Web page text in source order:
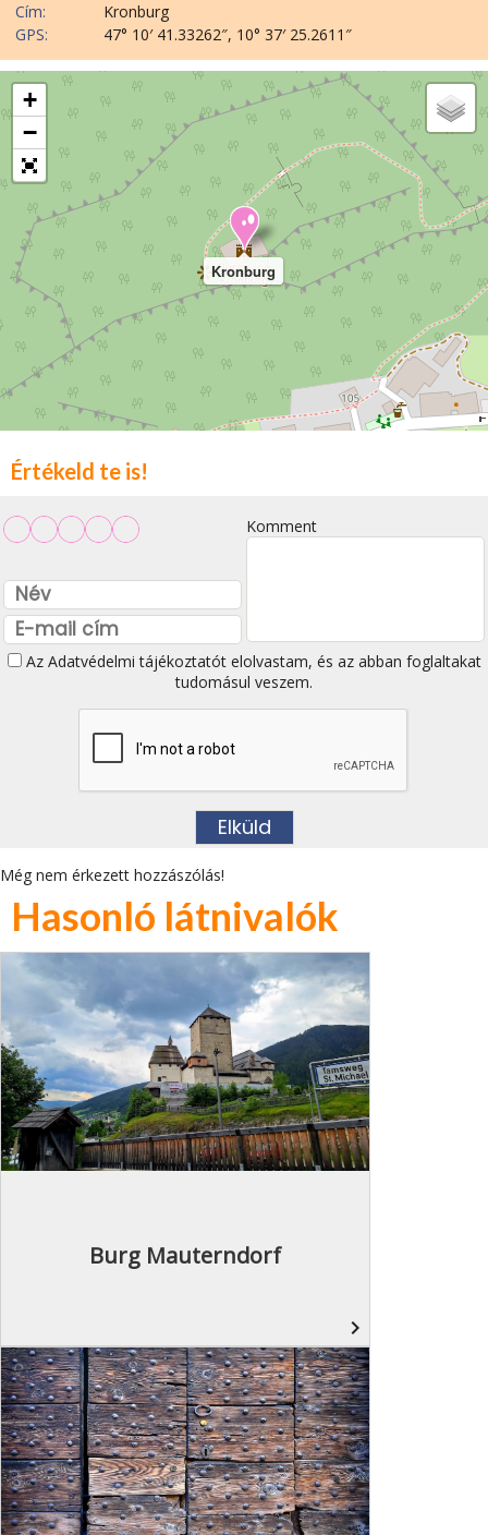
Cím:
Kronburg
GPS:
47° 10′ 41.33262″, 10° 37′ 25.2611″
Kronburg
+
−
Értékeld te is!
Komment
Az Adatvédelmi tájékoztatótelolvastam, és az abban foglaltakat
tudomásul veszem.
Még nem érkezett hozzászólás!
Hasonló látnivalók
Burg Mauterndorf
navigate_next